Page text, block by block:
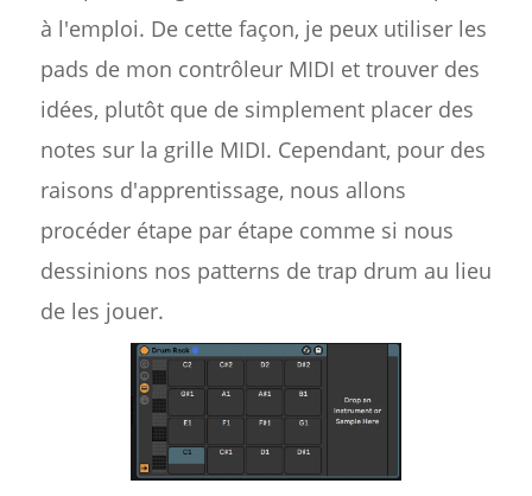
à l'emploi. De cette façon, je peux utiliser les
pads de mon contrôleur MIDI et trouver des
idées, plutôt que de simplement placer des
notes sur la grille MIDI. Cependant, pour des
raisons d'apprentissage, nous allons
procéder étape par étape comme si nous
dessinions nos patterns de trap drum au lieu
de les jouer.